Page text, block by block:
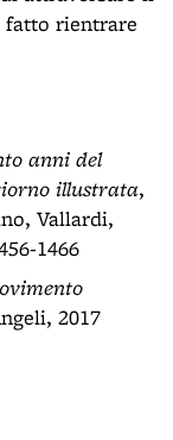
fatto rientrare
anni del
illustrata,
Vallardi,
1466
2017